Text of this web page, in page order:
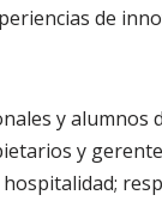
de
y
y